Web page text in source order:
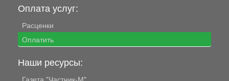
Оплата услуг:
Расценки
Оплатить
Наши ресурсы:
Газета "Частник-М"